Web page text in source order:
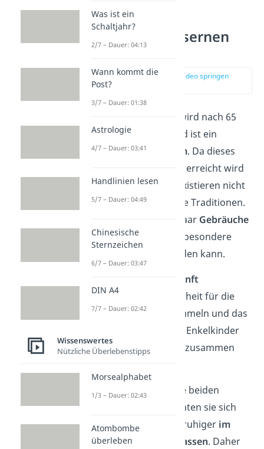
Bräuche zur eisernen
Hochzeit
zur Stelle im Video springen
Die Eiserne Hochzeit wird nach 65
Ehejahren gefeiert und ist ein
bedeutendes Jubiläum. Da dieses
jedoch nicht so häufig erreicht wird
wie andere Jubiläen, existieren nicht
so viele fest verankerte Traditionen.
Dennoch gibt es ein paar Gebräuche
und Ideen, wie dieser besondere
Anlass begangen werden kann.
‍‍‍Familienzusammenkunft
Oft ist es eine Gelegenheit für die
Familie, sich zu versammeln und das
Paar zu ehren. Kinder, Enkelkinder
und Urenkel kommen zusammen
Je nachdem, wie alt die beiden
Ehepartner sind, möchten sie sich
vielleicht lieber etwas ruhiger im
engsten Kreis feiern lassen. Daher
Was ist ein
Schaltjahr?
2/7 – Dauer: 04:13
Wann kommt die
Post?
3/7 – Dauer: 01:38
Astrologie
4/7 – Dauer: 03:41
Handlinien lesen
5/7 – Dauer: 04:49
Chinesische
Sternzeichen
6/7 – Dauer: 03:47
DIN A4
7/7 – Dauer: 02:42
Wissenswertes
Nützliche Überlebenstipps
Morsealphabet
1/3 – Dauer: 02:43
Atombombe
überleben